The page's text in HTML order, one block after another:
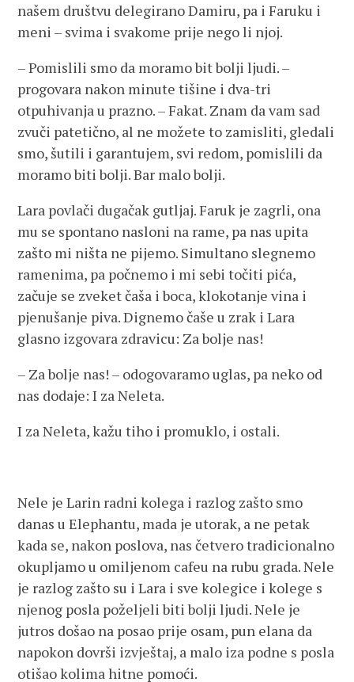
našem društvu delegirano Damiru, pa i Faruku i
meni – svima i svakome prije nego li njoj.
– Pomislili smo da moramo bit bolji ljudi. –
progovara nakon minute tišine i dva-tri
otpuhivanja u prazno. – Fakat. Znam da vam sad
zvuči patetično, al ne možete to zamisliti, gledali
smo, šutili i garantujem, svi redom, pomislili da
moramo biti bolji. Bar malo bolji.
Lara povlači dugačak gutljaj. Faruk je zagrli, ona
mu se spontano nasloni na rame, pa nas upita
zašto mi ništa ne pijemo. Simultano slegnemo
ramenima, pa počnemo i mi sebi točiti pića,
začuje se zveket čaša i boca, klokotanje vina i
pjenušanje piva. Dignemo čaše u zrak i Lara
glasno izgovara zdravicu: Za bolje nas!
– Za bolje nas! – odogovaramo uglas, pa neko od
nas dodaje: I za Neleta.
I za Neleta, kažu tiho i promuklo, i ostali.
Nele je Larin radni kolega i razlog zašto smo
danas u Elephantu, mada je utorak, a ne petak
kada se, nakon poslova, nas četvero tradicionalno
okupljamo u omiljenom cafeu na rubu grada. Nele
je razlog zašto su i Lara i sve kolegice i kolege s
njenog posla poželjeli biti bolji ljudi. Nele je
jutros došao na posao prije osam, pun elana da
napokon dovrši izvještaj, a malo iza podne s posla
otišao kolima hitne pomoći.